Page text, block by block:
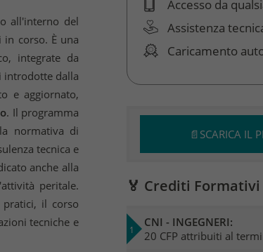
all'interno del
corso. È una
integrate da
introdotte dalla
e aggiornato,
. Il programma
normativa di
tecnica e
anche alla
peritale.
il corso
tecniche e
Accesso da
Assistenza
Caricamento
📄SCARICA IL
🏅 Crediti
CNI - INGEGNERI:
20 CFP attribuiti al